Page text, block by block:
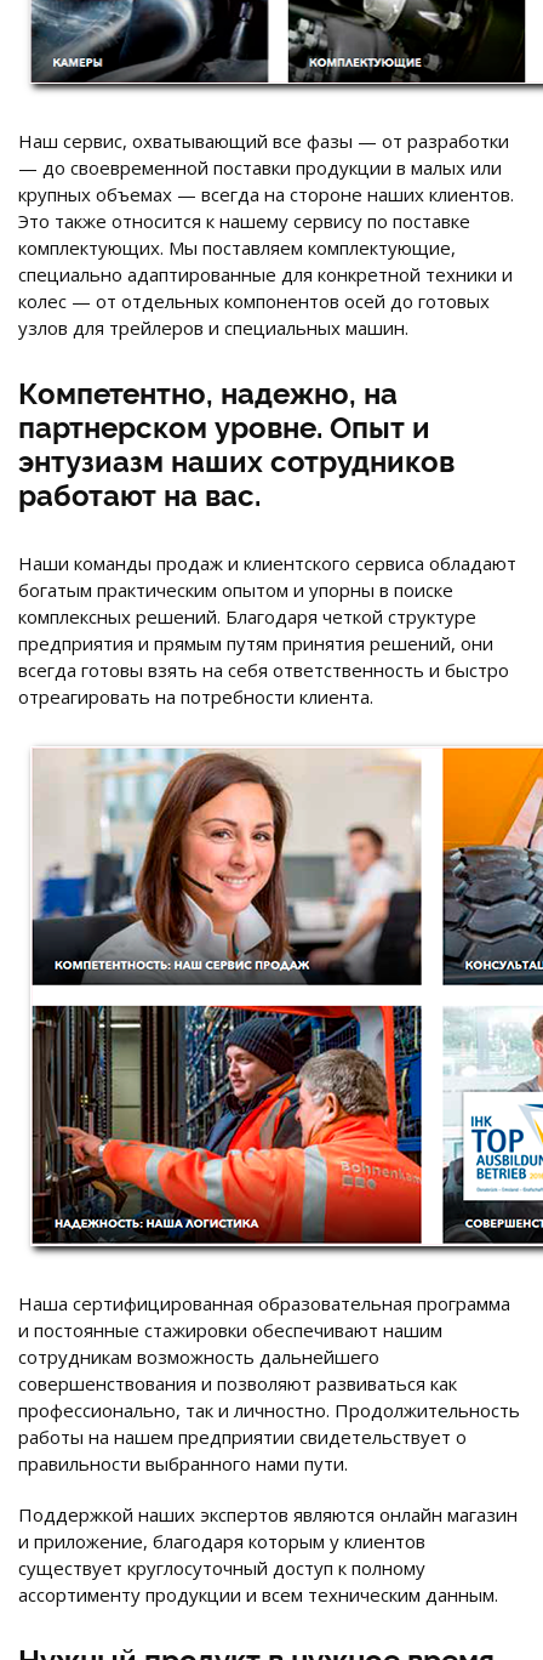
Наш сервис, охватывающий все фазы — от разработки
— до своевременной поставки продукции в малых или
крупных объемах — всегда на стороне наших клиентов.
Это также относится к нашему сервису по поставке
комплектующих. Мы поставляем комплектующие,
специально адаптированные для конкретной техники и
колес — от отдельных компонентов осей до готовых
узлов для трейлеров и специальных машин.
Компетентно, надежно, на
партнерском уровне. Опыт и
энтузиазм наших сотрудников
работают на вас.
Наши команды продаж и клиентского сервиса обладают
богатым практическим опытом и упорны в поиске
комплексных решений. Благодаря четкой структуре
предприятия и прямым путям принятия решений, они
всегда готовы взять на себя ответственность и быстро
отреагировать на потребности клиента.
Наша сертифицированная образовательная программа
и постоянные стажировки обеспечивают нашим
сотрудникам возможность дальнейшего
совершенствования и позволяют развиваться как
профессионально, так и личностно. Продолжительность
работы на нашем предприятии свидетельствует о
правильности выбранного нами пути.
Поддержкой наших экспертов являются онлайн магазин
и приложение, благодаря которым у клиентов
существует круглосуточный доступ к полному
ассортименту продукции и всем техническим данным.